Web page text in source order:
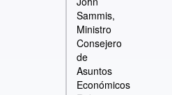
Sammis,
Ministro
Consejero
de
Asuntos
Económicos